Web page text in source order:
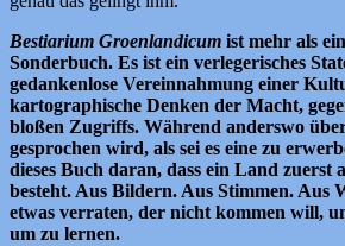
Bestiarium Groenlandicum ist mehr als
Sonderbuch. Es ist ein verlegerisches
gedankenlose Vereinnahmung einer
kartographische Denken der Macht,
bloßen Zugriffs. Während anderswo
gesprochen wird, als sei es eine zu
dieses Buch daran, dass ein Land zuerst
besteht. Aus Bildern. Aus Stimmen. Aus
etwas verraten, der nicht kommen will,
um zu lernen.